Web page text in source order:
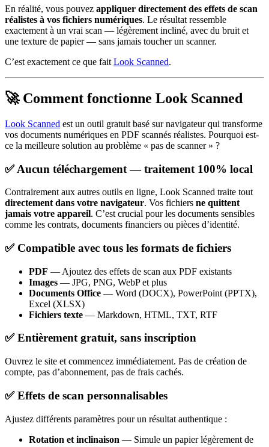
En réalité, vous pouvez appliquer directement des effets de scan
réalistes à vos fichiers numériques. Le résultat ressemble
exactement à un vrai scan — légèrement incliné, avec du bruit et
une texture de papier — sans jamais toucher un scanner.
C’est exactement ce que fait Look Scanned.
🚀 Comment fonctionne Look Scanned
Look Scanned est un outil gratuit basé sur navigateur qui transforme
vos documents numériques en PDF scannés réalistes. Pourquoi est-
ce la meilleure solution au problème « pas de scanner » ?
✅ Aucun téléchargement — traitement 100% local
Contrairement aux autres outils en ligne, Look Scanned traite tout
directement dans votre navigateur. Vos fichiers ne quittent
jamais votre appareil. C’est crucial pour les documents sensibles
comme les contrats, documents financiers ou pièces d’identité.
✅ Compatible avec tous les formats de fichiers
PDF — Ajoutez des effets de scan aux PDF existants
Images — JPG, PNG, WebP et plus
Documents Office — Word (DOCX), PowerPoint (PPTX),
Excel (XLSX)
Fichiers texte — Markdown, HTML, TXT, RTF
✅ Entièrement gratuit, sans inscription
Ouvrez le site et commencez immédiatement. Pas de création de
compte, pas d’abonnement, pas de frais cachés.
✅ Effets de scan personnalisables
Ajustez différents paramètres pour un résultat authentique :
Rotation et inclinaison — Simule un papier légèrement de